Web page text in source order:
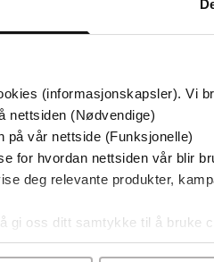
(informasjonskapsler). Vi
nettsiden (Nødvendige)
på vår nettside (Funksjonelle)
for hvordan nettsiden vår blir
deg relevante produkter,
gi oss ditt samtykke til å bruke
ved å klikke på «Tilpass».
gang på tilbud